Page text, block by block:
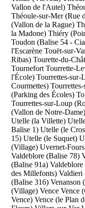
Vallon de l'Autel)
Théoule-sur-Mer (Rue
(Vallon de la Rague)
la Madone) Thiéry
Toudon (Balise 54 -
l'Escarène Touët-sur-
Ribas) Tourette-du-
Tournefort Tourrette-
l'École) Tourrettes-sur-
Courmettes)
(Parking des Écoles)
Tourrettes-sur-Loup
(Vallon de Notre-Dame)
Utelle (la Villette)
Balise 1) Utelle (le
15) Utelle (le Suquet)
(Village) Uvernet-
Valdeblore (Balise 78)
(Balise 91a)
des Millefonts) Valdieri
(Balise 316) Venanson
(Village) Vence Vence
Vence) Vence (le Plan